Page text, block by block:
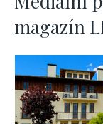
magazín